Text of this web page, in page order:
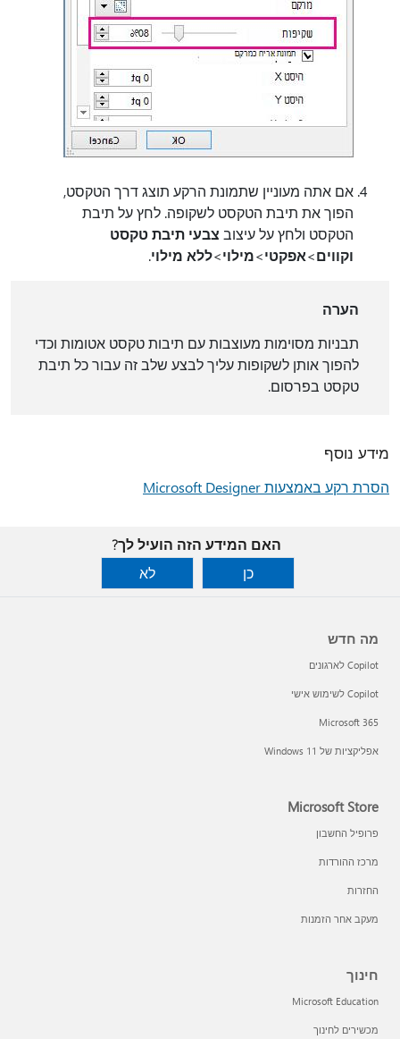
אם אתה מעוניין שתמונת הרקע תוצג דרך הטקסט,
הפוך את תיבת הטקסט לשקופה. לחץ על תיבת
הטקסט ולחץ על עיצוב צבעי תיבת טקסט
וקווים>אפקטי>מילוי>ללא מילוי.
הערה
תבניות מסוימות מעוצבות עם תיבות טקסט אטומות וכדי
להפוך אותן לשקופות עליך לבצע שלב זה עבור כל תיבת
טקסט בפרסום.
מידע נוסף
הסרת רקע באמצעות Microsoft Designer
האם המידע הזה הועיל לך?
כן
לא
מה חדש
Copilot לארגונים
Copilot לשימוש אישי
Microsoft 365
אפליקציות של Windows 11‏
Microsoft Store
פרופיל החשבון
מרכז ההורדות
החזרות
מעקב אחר הזמנות
חינוך
Microsoft Education
מכשירים לחינוך